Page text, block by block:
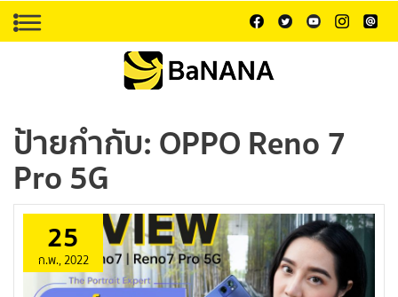
ป้ายกำกับ:OPPO Reno 7
Pro 5G
25
ก.พ., 2022